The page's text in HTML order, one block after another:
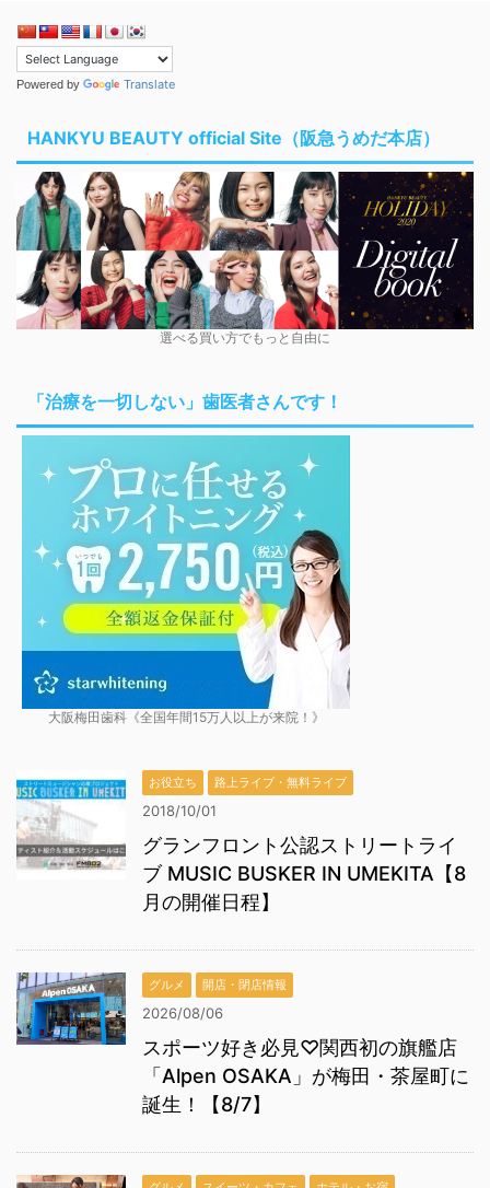
Powered by Translate
HANKYU BEAUTY official Site（阪急うめだ本店）
選べる買い方でもっと自由に
「治療を一切しない」歯医者さんです！
大阪梅田歯科《全国年間15万人以上が来院！》
お役立ち 路上ライブ・無料ライブ
2018/10/01
グランフロント公認ストリートライ
ブ MUSIC BUSKER IN UMEKITA【8
月の開催日程】
グルメ 開店・閉店情報
2026/08/06
スポーツ好き必見♡関西初の旗艦店
「Alpen OSAKA」が梅田・茶屋町に
誕生！【8/7】